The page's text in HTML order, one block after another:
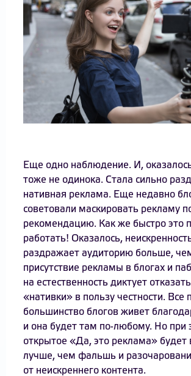
Еще одно наблюдение. И,
тоже не одинока. Стала сильно
нативная реклама. Еще недавно
советовали маскировать рекламу
рекомендацию. Как же быстро это
работать! Оказалось,
раздражает аудиторию больше,
присутствие рекламы в блогах и
на естественность диктует
«нативки» в пользу честности. Все
большинство блогов живет
и она будет там по-любому. Но при
открытое «Да, это реклама» будет
лучше, чем фальшь и
от неискреннего контента.